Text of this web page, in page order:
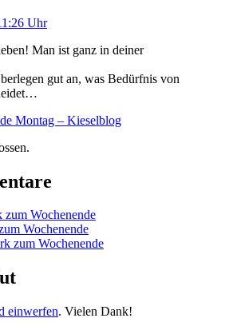
Uhr
Man ist ganz in deiner
gut an, was Bedürfnis von
Montag – Kieselblog
Wochenende
Wochenende
zum Wochenende
einwerfen. Vielen Dank!